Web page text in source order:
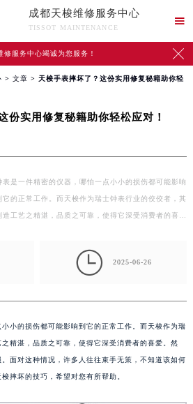
成都天梭维修服务中心
TISSOT MAINTENANCE

修服务中心竭诚为您服务！ 
> 文章 > 天梭手表摔坏了？这份实用修复秘籍助你轻
份实用修复秘籍助你轻松应对！
表是一件精密的仪器，哪怕一点小小的损伤都可能影响
它的正常工作。而天梭作为瑞士钟表行业的佼佼者，其
造工艺之精湛，品质之可靠，使得它深受消费者的喜
 2025-06-26
小的损伤都可能影响到它的正常工作。而天梭作为瑞
精湛，品质之可靠，使得它深受消费者的喜爱。然
面对这种情况，许多人往往束手无策，不知道该如何
摔坏的技巧，希望对您有所帮助。